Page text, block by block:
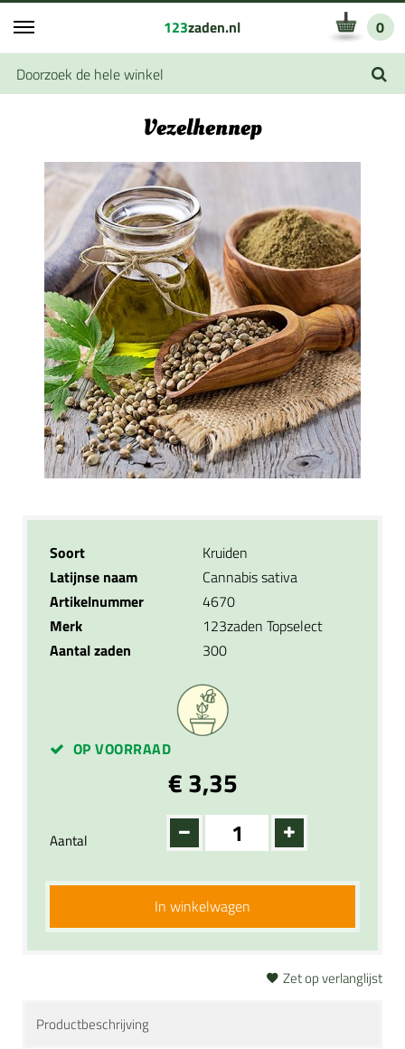
123zaden.nl 0
Vezelhennep
Soort
Kruiden
Latijnse naam
Cannabis sativa
Artikelnummer
4670
Merk
123zaden Topselect
Aantal zaden
300
OP VOORRAAD
€ 3,35
Aantal
In winkelwagen
Zet op verlanglijst
Productbeschrijving